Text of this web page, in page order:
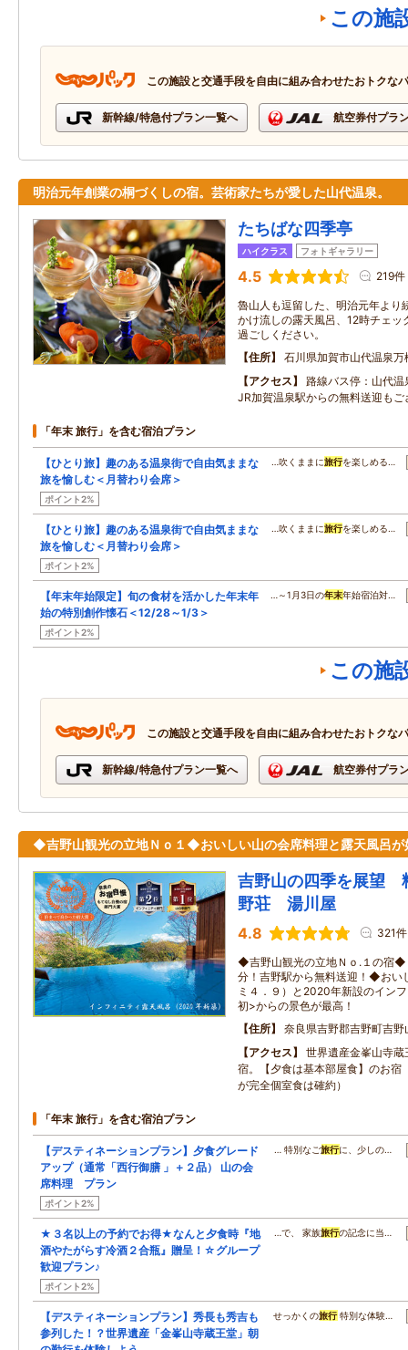
この施
この施設と交通手段を自由に組み合わせたおトクな
新幹線/特急付プラン一覧へ 航空券付プラ
明治元年創業の桐づくしの宿。芸術家たちが愛した山代温泉。
たちばな四季亭
ハイクラス フォトギャラリー
4.5 219件
魯山人も逗留した、明治元年より
かけ流しの露天風呂、12時チェッ
過ごしください。
住所
石川県加賀市山代温泉
アクセス
路線バス停：山代
JR加賀温泉駅からの無料送迎もご
「年末 旅行」を含む宿泊プラン
【ひとり旅】趣のある温泉街で自由気ままな
旅を愉しむ＜月替わり会席＞
ポイント2%
…吹くままに旅行を楽しめる…
【ひとり旅】趣のある温泉街で自由気ままな
旅を愉しむ＜月替わり会席＞
ポイント2%
…吹くままに旅行を楽しめる…
【年末年始限定】旬の食材を活かした年末年
始の特別創作懐石＜12/28～1/3＞
ポイント2%
…～1月3日の年末年始宿泊対…
この施
この施設と交通手段を自由に組み合わせたおトクな
新幹線/特急付プラン一覧へ 航空券付プラ
◆吉野山観光の立地Ｎｏ１◆おいしい山の会席料理と露天風呂が
吉野山の四季を展望
野荘 湯川屋
4.8 321件
◆吉野山観光の立地Ｎｏ.１の宿◆
分！吉野駅から無料送迎！◆おい
ミ４．９）と2020年新設のイン
初>からの景色が最高！
住所
奈良県吉野郡吉野町吉野
アクセス
世界遺産金峯山寺
宿。【夕食は基本部屋食】のお宿
が完全個室食は確約）
「年末 旅行」を含む宿泊プラン
【デスティネーションプラン】夕食グレード
アップ（通常「西行御膳 」＋２品） 山の会
席料理 プラン
ポイント2%
… 特別なご旅行に、少しの…
★３名以上の予約でお得★なんと夕食時『地
酒やたがらす冷酒２合瓶』贈呈！☆グループ
歓迎プラン♪
ポイント2%
…で、 家族旅行の記念に当…
【デスティネーションプラン】秀長も秀吉も
参列した！？世界遺産「金峯山寺蔵王堂」朝
せっかくの旅行特別な体験…